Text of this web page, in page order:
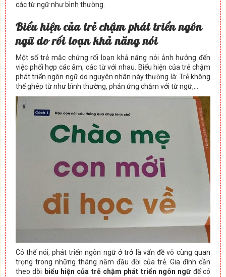
các từ ngữ như bình thường.
Biểu hiện của trẻ chậm phát triển ngôn
ngữ do rối loạn khả năng nói
Một số trẻ mắc chứng rối loạn khả năng nói ảnh hưởng đến
việc phối hợp các âm, các từ với nhau. Biểu hiện của trẻ chậm
phát triển ngôn ngữ do nguyên nhân này thường là: Trẻ không
thể ghép từ như bình thường, phản ứng chậm với từ ngữ,…
Có thể nói, phát triển ngôn ngữ ở trở là vấn đề vô cùng quan
trọng trong những tháng năm đầu đời của trẻ. Gia đình cần
theo dõi biểu hiện của trẻ chậm phát triển ngôn ngữ để có